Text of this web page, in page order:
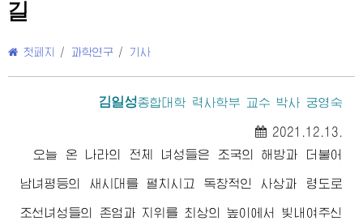
길
첫페지 / 과학연구 / 기사
김일성종합대학 력사학부 교수 박사 궁영숙
2021.12.13.
오늘 온 나라의 전체 녀성들은 조국의 해방과 더불어
남녀평등의 새시대를 펼치시고 독창적인 사상과 령도로
조선녀성들의 존엄과 지위를 최상의 높이에서 빛내여주신